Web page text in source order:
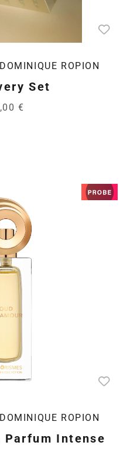
ROPION
Set
€
ROPION
Parfum Intense